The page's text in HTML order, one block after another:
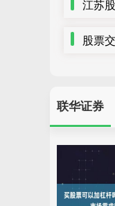
股票
联华证券